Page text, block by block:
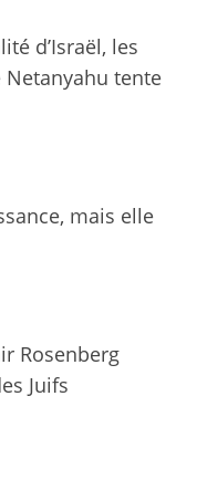
d’Israël, les
Netanyahu tente
mais elle
Rosenberg
Juifs